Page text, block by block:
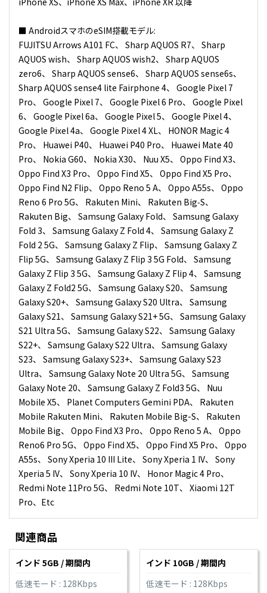
■ AndroidスマホのeSIM搭載モデル:
FUJITSU Arrows A101 FC、 Sharp AQUOS R7、 Sharp
AQUOS wish、 Sharp AQUOS wish2、 Sharp AQUOS
zero6、 Sharp AQUOS sense6、 Sharp AQUOS sense6s、
Sharp AQUOS sense4 lite Fairphone 4、 Google Pixel 7
Pro、 Google Pixel 7、 Google Pixel 6 Pro、 Google Pixel
6、 Google Pixel 6a、 Google Pixel 5、 Google Pixel 4、
Google Pixel 4a、 Google Pixel 4 XL、 HONOR Magic 4
Pro、 Huawei P40、 Huawei P40 Pro、 Huawei Mate 40
Pro、 Nokia G60、 Nokia X30、 Nuu X5、 Oppo Find X3、
Oppo Find X3 Pro、 Oppo Find X5、 Oppo Find X5 Pro、
Oppo Find N2 Flip、 Oppo Reno 5 A、 Oppo A55s、 Oppo
Reno 6 Pro 5G、 Rakuten Mini、 Rakuten Big‑S、
Rakuten Big、 Samsung Galaxy Fold、 Samsung Galaxy
Fold 3、 Samsung Galaxy Z Fold 4、 Samsung Galaxy Z
Fold 2 5G、 Samsung Galaxy Z Flip、 Samsung Galaxy Z
Flip 5G、 Samsung Galaxy Z Flip 3 5G Fold、 Samsung
Galaxy Z Flip 3 5G、 Samsung Galaxy Z Flip 4、 Samsung
Galaxy Z Fold2 5G、 Samsung Galaxy S20、 Samsung
Galaxy S20+、 Samsung Galaxy S20 Ultra、 Samsung
Galaxy S21、 Samsung Galaxy S21+ 5G、 Samsung Galaxy
S21 Ultra 5G、 Samsung Galaxy S22、 Samsung Galaxy
S22+、 Samsung Galaxy S22 Ultra、 Samsung Galaxy
S23、 Samsung Galaxy S23+、 Samsung Galaxy S23
Ultra、 Samsung Galaxy Note 20 Ultra 5G、 Samsung
Galaxy Note 20、 Samsung Galaxy Z Fold3 5G、 Nuu
Mobile X5、 Planet Computers Gemini PDA、 Rakuten
Mobile Rakuten Mini、 Rakuten Mobile Big-S、 Rakuten
Mobile Big、 Oppo Find X3 Pro、 Oppo Reno 5 A、 Oppo
Reno6 Pro 5G、 Oppo Find X5、 Oppo Find X5 Pro、 Oppo
A55s、 Sony Xperia 10 III Lite、 Sony Xperia 1 IV、 Sony
Xperia 5 IV、 Sony Xperia 10 IV、 Honor Magic 4 Pro、
Redmi Note 11Pro 5G、 Redmi Note 10T、 Xiaomi 12T
Pro、Etc
関連商品
インド 5GB / 期間内
低速モード : 128Kbps
インド 10GB / 期間内
低速モード : 128Kbps